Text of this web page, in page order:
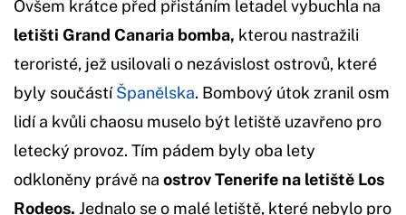
Ovšem krátce před přistáním letadel vybuchla na
letišti Grand Canaria bomba, kterou nastražili
teroristé, jež usilovali o nezávislost ostrovů, které
byly součástíŠpanělska. Bombový útok zranil osm
lidí a kvůli chaosu muselo být letiště uzavřeno pro
letecký provoz. Tím pádem byly oba lety
odkloněny právě na ostrov Tenerife na letiště Los
Rodeos. Jednalo se o malé letiště, které nebylo pro